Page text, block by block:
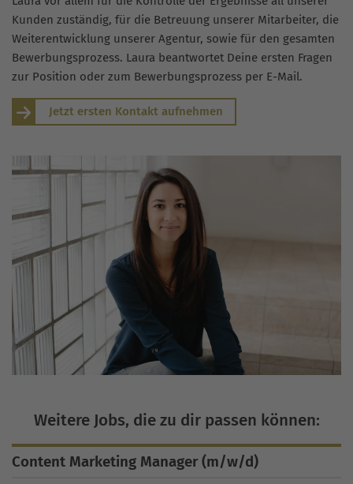
Kunden zuständig, für die Betreuung unserer Mitarbeiter, die
Weiterentwicklung unserer Agentur, sowie für den gesamten
Bewerbungsprozess. Laura beantwortet Deine ersten Fragen
zur Position oder zum Bewerbungsprozess per E-Mail.
Jetzt ersten Kontakt aufnehmen
Weitere Jobs, die zu dir passen können:
Content Marketing Manager (m/w/d)